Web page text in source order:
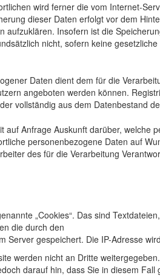
wird ferner die vom Internet-
dieser Daten erfolgt vor dem
Insofern ist die
nicht, sofern keine
Daten dient dem für die
angeboten werden können.
vollständig aus dem Datenbestand
Anfrage Auskunft darüber, welche
personenbezogene Daten auf
des für die Verarbeitung
„Cookies“. Das sind
die durch den
gespeichert. Die IP-Adresse
werden nicht an Dritte
darauf hin, dass Sie in diesem